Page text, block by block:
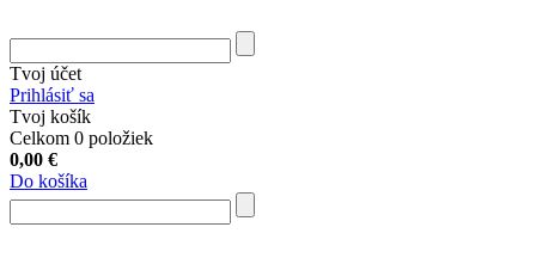
Tvoj účet
Prihlásiť sa
Tvoj košík
Celkom 0 položiek
0,00 €
Do košíka